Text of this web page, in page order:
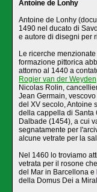
Antoine de Lonhy
Antoine de Lonhy
1490 nel ducato di
e autore di disegni per
Le ricerche
formazione pittorica
attorno al 1440 a
Rogier van der Weyden
Nicolas Rolin,
Jean Germain,
del XV secolo, Antoine
della cappella di Santa
Dalbade (1454), a cui
segnatamente per
alcune vetrate per la
Nel 1460 lo troviamo
vetrata per il rosone
del Mar in Barcellona e
della Domus Dei a